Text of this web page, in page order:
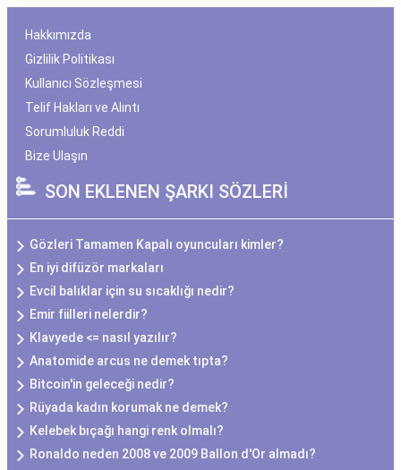
Hakkımızda
Gizlilik Politikası
Kullanıcı Sözleşmesi
Telif Hakları ve Alıntı
Sorumluluk Reddi
Bize Ulaşın
SON EKLENEN ŞARKI SÖZLERİ
Gözleri Tamamen Kapalı oyuncuları kimler?
En iyi difüzör markaları
Evcil balıklar için su sıcaklığı nedir?
Emir fiilleri nelerdir?
Klavyede <= nasıl yazılır?
Anatomide arcus ne demek tıpta?
Bitcoin'in geleceği nedir?
Rüyada kadın korumak ne demek?
Kelebek bıçağı hangi renk olmalı?
Ronaldo neden 2008 ve 2009 Ballon d'Or almadı?